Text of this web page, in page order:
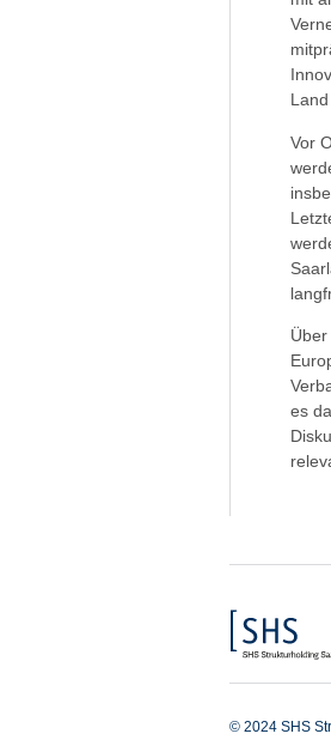
Vor
es
© 2024 SHS